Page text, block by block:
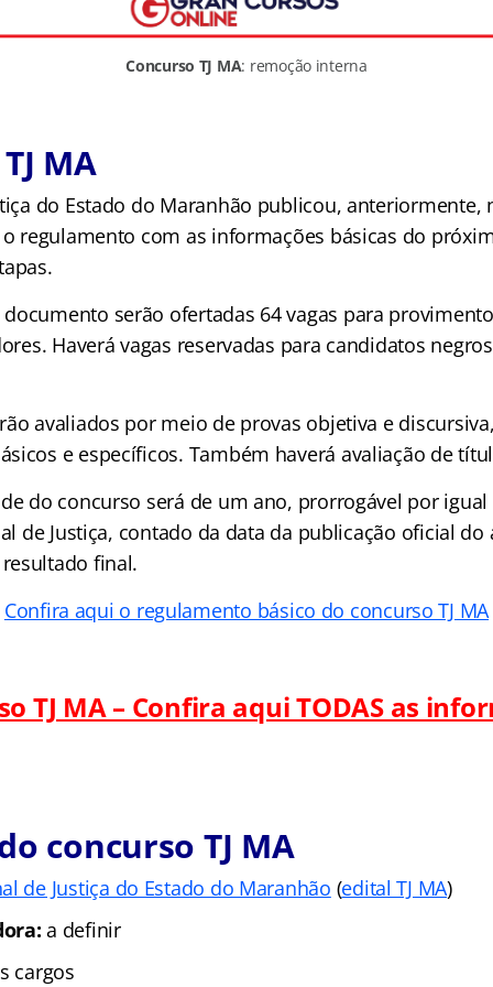
Concurso TJ MA: remoção interna
MA
do Estado do Maranhão publicou, anteriormente,
o regulamento com as informações básicas do
serão ofertadas 64 vagas para
Haverá vagas reservadas para candidatos
avaliados por meio de provas objetiva e
e específicos. Também haverá avaliação de
do concurso será de um ano, prorrogável por
de Justiça, contado da data da publicação oficial do
final.
Confira aqui o regulamento básico do concurso TJ MA
TJ MA – Confira aqui TODAS as
concurso TJ MA
de Justiça do Estado do Maranhão (edital TJ MA)
a definir
cargos